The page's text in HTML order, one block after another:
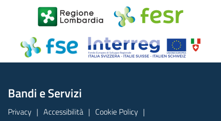
Bandi e Servizi
Privacy Accessibilità
Cookie Policy